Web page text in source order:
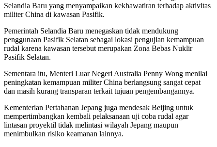
Selandia Baru yang menyampaikan kekhawatiran terhadap aktivitas
militer China di kawasan Pasifik.
Pemerintah Selandia Baru menegaskan tidak mendukung
penggunaan Pasifik Selatan sebagai lokasi pengujian kemampuan
rudal karena kawasan tersebut merupakan Zona Bebas Nuklir
Pasifik Selatan.
Sementara itu, Menteri Luar Negeri Australia Penny Wong menilai
peningkatan kemampuan militer China berlangsung sangat cepat
dan masih kurang transparan terkait tujuan pengembangannya.
Kementerian Pertahanan Jepang juga mendesak Beijing untuk
mempertimbangkan kembali pelaksanaan uji coba rudal agar
lintasan proyektil tidak melintasi wilayah Jepang maupun
menimbulkan risiko keamanan lainnya.